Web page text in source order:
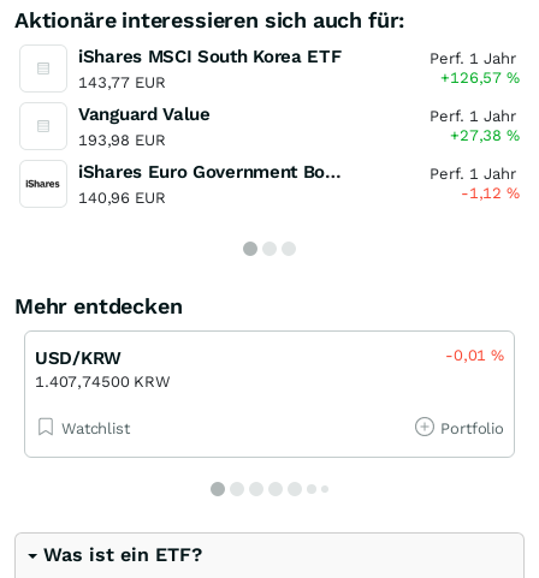
Aktionäre interessieren sich auch für:
iShares MSCI South Korea ETF
143,77 EUR
Perf. 1 Jahr
+126,57%
Vanguard Value
193,98 EUR
Perf. 1 Jahr
+27,38%
iShares Euro Government Bond 1-3yr UCITS ETF
140,96 EUR
Perf. 1 Jahr
-1,12%
Mehr entdecken
USD/KRW
1.407,74500 KRW
-0,01%
Watchlist Portfolio
Was ist ein ETF?